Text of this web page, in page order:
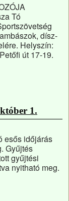
Tó
dísz-
Helyszín:
út 17-19.
1.
esős időjárás
Gyűjtés
gyűjtési
nyitható meg.